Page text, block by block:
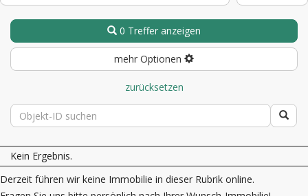
0 Treffer anzeigen
mehr Optionen
zurücksetzen
Kein Ergebnis.
Derzeit führen wir keine Immobilie in dieser Rubrik online.